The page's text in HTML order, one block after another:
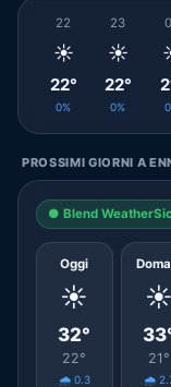
22
☀️
22°
0%
23
☀️
22°
0%
PROSSIMI GIORNI A
● Blend
Oggi
☀️
32°
22°
🌧️ 0.3
☀️
21°
🌧️